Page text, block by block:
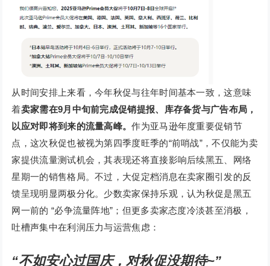
从时间安排上来看，今年秋促与往年时间基本一致，这意味
着卖家需在9月中旬前完成促销提报、库存备货与广告布局，
以应对即将到来的流量高峰。作为亚马逊年度重要促销节
点，这次秋促也被视为第四季度旺季的“前哨战”，不仅能为卖
家提供流量测试机会，其表现还将直接影响后续黑五、网络
星期一的销售格局。不过，大促定档消息在卖家圈引发的反
馈呈现明显两极分化。少数卖家保持乐观，认为秋促是黑五
网一前的 “必争流量阵地”；但更多卖家态度冷淡甚至消极，
吐槽声集中在利润压力与运营焦虑：
“不如安心过国庆，对秋促没期待~”